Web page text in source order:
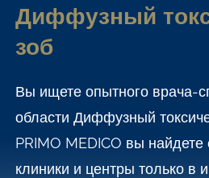
Диффузный
зоб
Вы ищете опытного врача-
области Диффузный
PRIMO MEDICO вы найдете
клиники и центры только в